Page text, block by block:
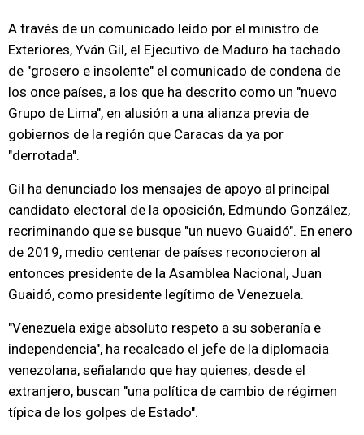
A través de un comunicado leído por el ministro de
Exteriores, Yván Gil, el Ejecutivo de Maduro ha tachado
de "grosero e insolente" el comunicado de condena de
los once países, a los que ha descrito como un "nuevo
Grupo de Lima", en alusión a una alianza previa de
gobiernos de la región que Caracas da ya por
"derrotada".
Gil ha denunciado los mensajes de apoyo al principal
candidato electoral de la oposición, Edmundo González,
recriminando que se busque "un nuevo Guaidó". En enero
de 2019, medio centenar de países reconocieron al
entonces presidente de la Asamblea Nacional, Juan
Guaidó, como presidente legítimo de Venezuela.
"Venezuela exige absoluto respeto a su soberanía e
independencia", ha recalcado el jefe de la diplomacia
venezolana, señalando que hay quienes, desde el
extranjero, buscan "una política de cambio de régimen
típica de los golpes de Estado".